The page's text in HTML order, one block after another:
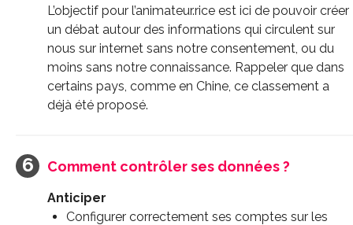
L’objectif pour l’animateur.rice est ici de pouvoir créer
un débat autour des informations qui circulent sur
nous sur internet sans notre consentement, ou du
moins sans notre connaissance. Rappeler que dans
certains pays, comme en Chine, ce classement a
déjà été proposé.
Comment contrôler ses données ?
Anticiper
Configurer correctement ses comptes sur les